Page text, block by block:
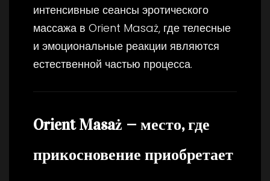
интенсивные сеансы эротического
массажа в Orient Masaż, где телесные
и эмоциональные реакции являются
естественной частью процесса.
Orient Masaż — место, где
прикосновение приобретает